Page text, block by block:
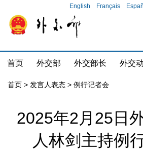
English Français
首页 外交部 外交部长 外交
首页 > 发言人表态 > 例行记者会
2025年2月25日
人林剑主持例